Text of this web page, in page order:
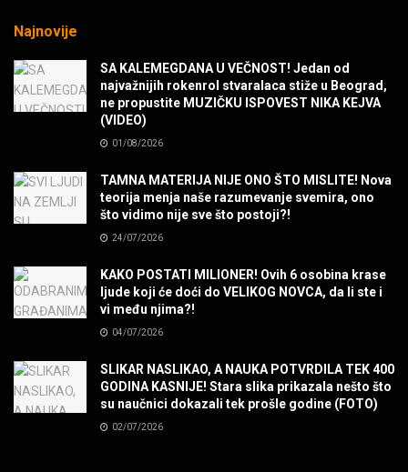
MUZIKA
POVRATAK Iron Maiden The Writing On The Wall
SENIDAHHH!
Miss You! Charlie Watts
MUZIKA
MUZIKA
MAD MAD DRUMMER!
Najnovije
SA KALEMEGDANA U VEČNOST! Jedan od
najvažnijih rokenrol stvaralaca stiže u Beograd,
ne propustite MUZIČKU ISPOVEST NIKA KEJVA
(VIDEO)
01/08/2026
TAMNA MATERIJA NIJE ONO ŠTO MISLITE! Nova
teorija menja naše razumevanje svemira, ono
što vidimo nije sve što postoji?!
24/07/2026
KAKO POSTATI MILIONER! Ovih 6 osobina krase
ljude koji će doći do VELIKOG NOVCA, da li ste i
vi među njima?!
04/07/2026
SLIKAR NASLIKAO, A NAUKA POTVRDILA TEK 400
GODINA KASNIJE! Stara slika prikazala nešto što
su naučnici dokazali tek prošle godine (FOTO)
02/07/2026